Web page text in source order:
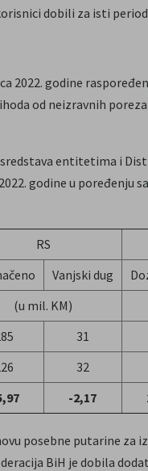
dobili za isti period
2022. godine
od neizravnih
entitetima i
godine u poređenju
RS
Vanjski dug
(u mil. KM)
31
32
-2,17
posebne putarine za
BiH je dobila